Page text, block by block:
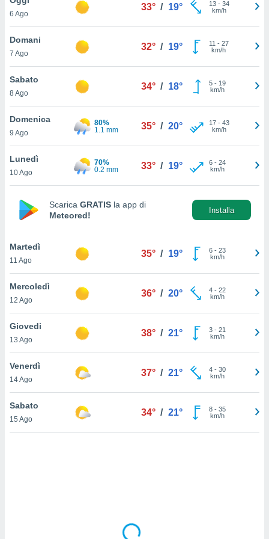
è
al sito
di
ci
di
il
un
la
nella
cookie
il tuo
in
a piè
del
6 Ago
33° / 19° 13- 34
km/h
Domani
7 Ago
32° / 19° 11 - 27
km/h
Sabato
8 Ago
34° / 18° 5- 19
km/h
Domenica
9 Ago
80%
1.1 mm
35° / 20° 17- 43
km/h
Lunedì
10 Ago
70%
0.2 mm
33° / 19° 6- 24
km/h
Scarica GRATIS la app di
Meteored!
Installa
Martedì
11 Ago
35° / 19° 6- 23
km/h
Mercoledì
12 Ago
36° / 20° 4- 22
km/h
Giovedi
13 Ago
38° / 21° 3- 21
km/h
Venerdì
14 Ago
37° / 21° 4- 30
km/h
Sabato
15 Ago
34° / 21° 8- 35
km/h